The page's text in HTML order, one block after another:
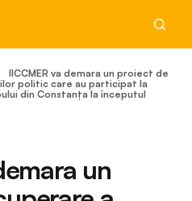
IICCMER va demara un proiect de
politic care au participat la
din Constanța la începutul
un